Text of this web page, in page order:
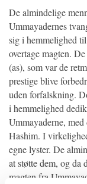
De almindelige
Ummayadernes
sig i hemmelighed
overtage magten.
(as), som var de
prestige blive
uden forfalskning.
i hemmelighed
Ummayaderne,
Hashim. I
egne lyster. De
at støtte dem, og da
magten fra